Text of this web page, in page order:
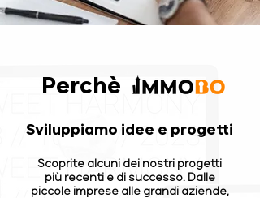
Perchè
Sviluppiamo idee e progetti
Scoprite alcuni dei nostri progetti
più recenti e di successo. Dalle
piccole imprese alle grandi aziende,